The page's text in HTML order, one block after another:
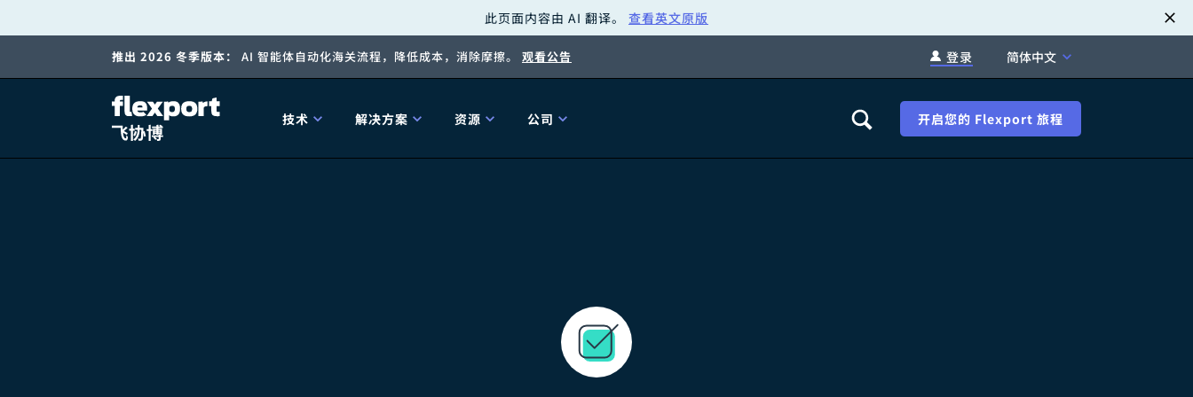
此页面内容由 AI 翻译。 查看英文原版
推出 2026 冬季版本： AI 智能体自动化海关流程，降低成本，消除摩擦。 观看公告 登录 简体中文
技术 解决方案 资源
审核您的报关行
公司 开启您的 Flexport 旅程